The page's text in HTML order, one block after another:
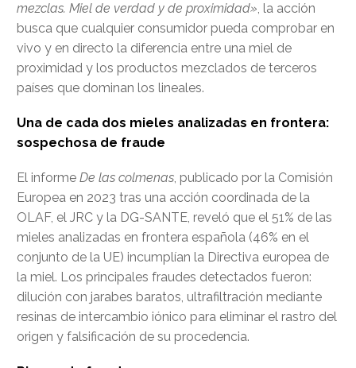
mezclas. Miel de verdad y de proximidad», la acción
busca que cualquier consumidor pueda comprobar en
vivo y en directo la diferencia entre una miel de
proximidad y los productos mezclados de terceros
países que dominan los lineales.
Una de cada dos mieles analizadas en frontera:
sospechosa de fraude
El informe De las colmenas, publicado por la Comisión
Europea en 2023 tras una acción coordinada de la
OLAF, el JRC y la DG-SANTE, reveló que el 51% de las
mieles analizadas en frontera española (46% en el
conjunto de la UE) incumplían la Directiva europea de
la miel. Los principales fraudes detectados fueron:
dilución con jarabes baratos, ultrafiltración mediante
resinas de intercambio iónico para eliminar el rastro del
origen y falsificación de su procedencia.